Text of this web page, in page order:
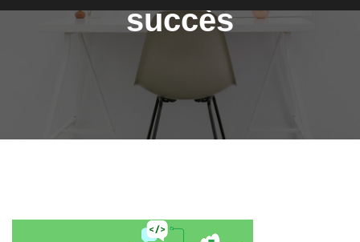
succès